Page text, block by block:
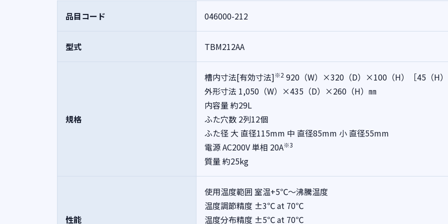
品目コード 046000-212
型式 TBM212AA
規格
槽内寸法[有効寸法]※2 920（W）×320（D）×100（H）［45（H
外形寸法 1,050（W）×435（D）×260（H）㎜
内容量 約29L
ふた穴数 2列12個
ふた径 大 直径115mm 中 直径85mm 小 直径55mm
電源 AC200V 単相 20A※3
質量 約25kg
性能
使用温度範囲 室温+5℃～沸騰温度
温度調節精度 ±3℃ at 70℃
温度分布精度 ±5℃ at 70℃